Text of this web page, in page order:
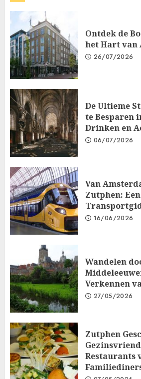
Ontdek de
het Hart van
26/07/2026
De Ultieme
te Besparen
Drinken en
06/07/2026
Van
Zutphen:
16/06/2026
Wandelen
Verkennen
27/05/2026
Zutphen
Restaurants